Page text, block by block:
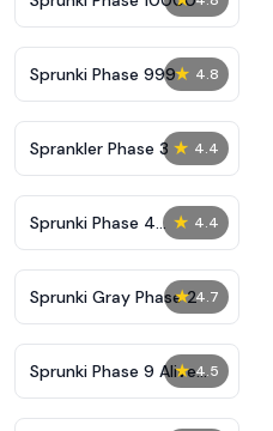
★ 4.8
Sprunki Phase 999
★ 4.4
Sprankler Phase 3
★ 4.4
Sprunki Phase 4
Alternate Edition
★ 4.7
Sprunki Gray Phase 2
★ 4.5
Sprunki Phase 9 Alive
And Malediction